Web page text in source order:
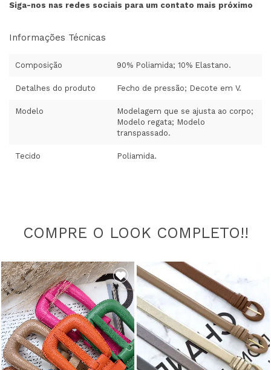
Siga-nos nas redes sociais para um contato mais próximo
Informações Técnicas
Composição 90% Poliamida; 10% Elastano.
Detalhes do produto Fecho de pressão; Decote em V.
Modelo
Modelagem que se ajusta ao corpo;
Modelo regata; Modelo
transpassado.
Tecido Poliamida.
COMPRE O LOOK COMPLETO!!